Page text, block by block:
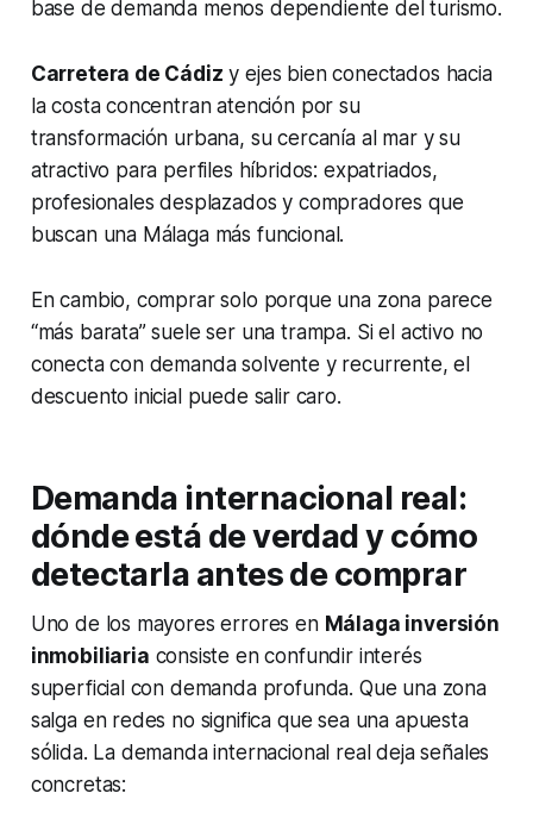
base de demanda menos dependiente del turismo.
Carretera de Cádiz y ejes bien conectados hacia
la costa concentran atención por su
transformación urbana, su cercanía al mar y su
atractivo para perfiles híbridos: expatriados,
profesionales desplazados y compradores que
buscan una Málaga más funcional.
En cambio, comprar solo porque una zona parece
“más barata” suele ser una trampa. Si el activo no
conecta con demanda solvente y recurrente, el
descuento inicial puede salir caro.
Demanda internacional real:
dónde está de verdad y cómo
detectarla antes de comprar
Uno de los mayores errores en Málaga inversión
inmobiliaria consiste en confundir interés
superficial con demanda profunda. Que una zona
salga en redes no significa que sea una apuesta
sólida. La demanda internacional real deja señales
concretas: